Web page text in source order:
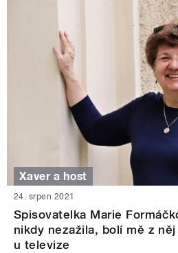
Xaver a host
24. srpen 2021
Spisovatelka Marie
nikdy nezažila, bolí mě z
u televize